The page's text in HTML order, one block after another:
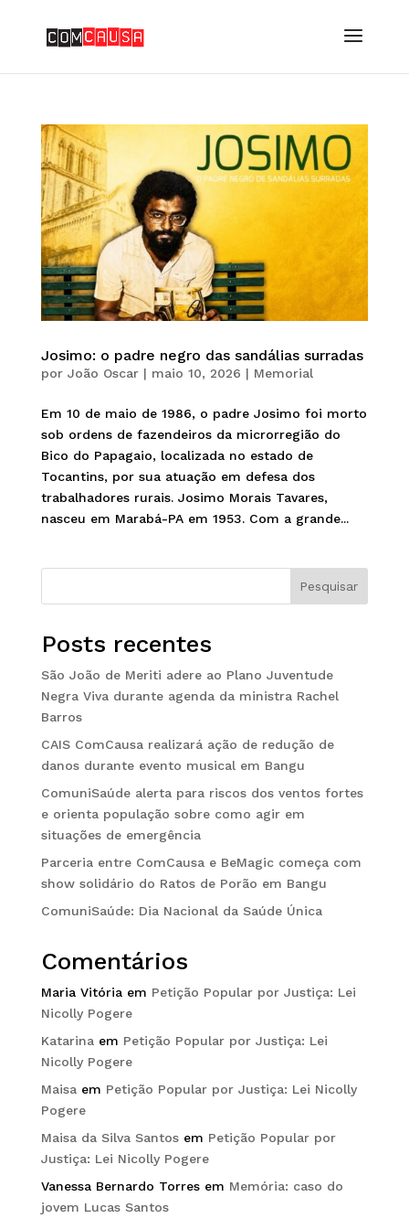
Josimo: o padre negro das sandálias surradas
por João Oscar| maio 10, 2026 | Memorial
Em 10 de maio de 1986, o padre Josimo foi morto
sob ordens de fazendeiros da microrregião do
Bico do Papagaio, localizada no estado de
Tocantins, por sua atuação em defesa dos
trabalhadores rurais. Josimo Morais Tavares,
nasceu em Marabá-PA em 1953. Com a grande...
Pesquisar
Posts recentes
São João de Meriti adere ao Plano Juventude
Negra Viva durante agenda da ministra Rachel
Barros
CAIS ComCausa realizará ação de redução de
danos durante evento musical em Bangu
ComuniSaúde alerta para riscos dos ventos fortes
e orienta população sobre como agir em
situações de emergência
Parceria entre ComCausa e BeMagic começa com
show solidário do Ratos de Porão em Bangu
ComuniSaúde: Dia Nacional da Saúde Única
Comentários
Maria Vitóriaem Petição Popular por Justiça: Lei
Nicolly Pogere
Katarinaem Petição Popular por Justiça: Lei
Nicolly Pogere
Maisaem Petição Popular por Justiça: Lei Nicolly
Pogere
Maisa da Silva Santosem Petição Popular por
Justiça: Lei Nicolly Pogere
Vanessa Bernardo Torresem Memória: caso do
jovem Lucas Santos